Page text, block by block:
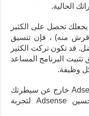
الحالية.
تحصل على الكثير
منه) ، فإن تنسيق
قد تكون تركت الكثير
البرنامج المساعد
وظيفة.
في حين أن الكثير من الأشياء مع Adsense خارج عن سيطرتك
، يمكنك استخدام هذه النصائح لتحسين Adsense لتجربة